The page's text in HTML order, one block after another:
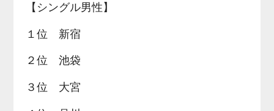
【シングル男性】
１位 新宿
２位 池袋
３位 大宮